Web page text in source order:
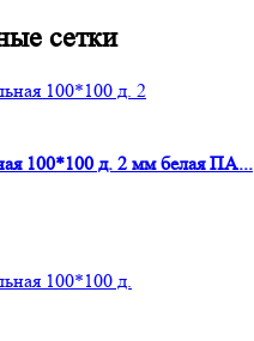
сетки
100*100 д. 2 мм белая ПА...